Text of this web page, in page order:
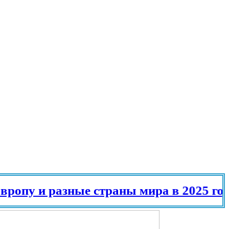
и разные страны мира в 2025 году